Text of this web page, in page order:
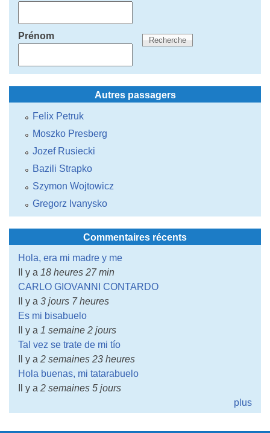
Prénom
Autres passagers
Felix Petruk
Moszko Presberg
Jozef Rusiecki
Bazili Strapko
Szymon Wojtowicz
Gregorz Ivanysko
Commentaires récents
Hola, era mi madre y me
Il y a 18 heures 27 min
CARLO GIOVANNI CONTARDO
Il y a 3 jours 7 heures
Es mi bisabuelo
Il y a 1 semaine 2 jours
Tal vez se trate de mi tío
Il y a 2 semaines 23 heures
Hola buenas, mi tatarabuelo
Il y a 2 semaines 5 jours
plus